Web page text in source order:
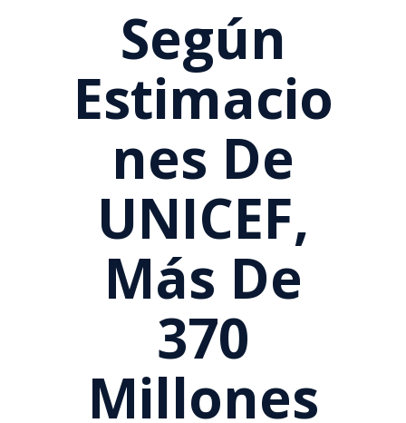
Según
Estimacio
Nes De
UNICEF,
Más De
370
Millones